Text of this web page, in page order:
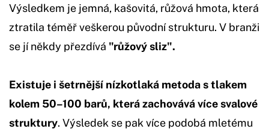
Výsledkem je jemná, kašovitá, růžová hmota, která
ztratila téměř veškerou původní strukturu. V branži
se jí někdy přezdívá "růžový sliz".
Existuje i šetrnější nízkotlaká metoda s tlakem
kolem 50–100 barů, která zachovává více svalové
struktury. Výsledek se pak více podobá mletému